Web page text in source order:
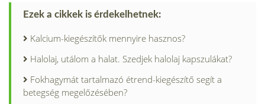
Ezek a cikkek is érdekelhetnek:
Kalcium-kiegészítők mennyire hasznos?
Halolaj, utálom a halat. Szedjek halolaj kapszulákat?
Fokhagymát tartalmazó étrend-kiegészítő segít a
betegség megelőzésében?